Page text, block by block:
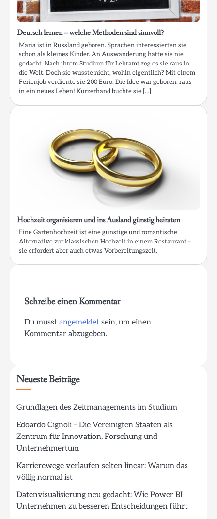
Deutsch lernen – welche Methoden sind sinnvoll?
Maria ist in Russland geboren. Sprachen interessierten sie
schon als kleines Kinder. An Auswanderung hatte sie nie
gedacht. Nach ihrem Studium für Lehramt zog es sie raus in
die Welt. Doch sie wusste nicht, wohin eigentlich? Mit einem
Ferienjob verdiente sie 200 Euro. Die Idee war geboren: raus
in ein neues Leben! Kurzerhand buchte sie […]
Hochzeit organisieren und ins Ausland günstig heiraten
Eine Gartenhochzeit ist eine günstige und romantische
Alternative zur klassischen Hochzeit in einem Restaurant –
sie erfordert aber auch etwas Vorbereitungszeit.
Schreibe einen Kommentar
Du musst angemeldet sein, um einen
Kommentar abzugeben.
Neueste Beiträge
Grundlagen des Zeitmanagements im Studium
Edoardo Cignoli – Die Vereinigten Staaten als
Zentrum für Innovation, Forschung und
Unternehmertum
Karrierewege verlaufen selten linear: Warum das
völlig normal ist
Datenvisualisierung neu gedacht: Wie Power BI
Unternehmen zu besseren Entscheidungen führt